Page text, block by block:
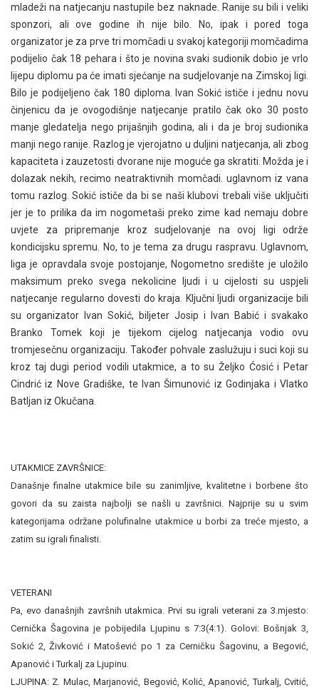
mladeži na natjecanju nastupile bez naknade. Ranije su bili i veliki
sponzori, ali ove godine ih nije bilo. No, ipak i pored toga
organizator je za prve tri momčadi u svakoj kategoriji momčadima
podijelio čak 18 pehara i što je novina svaki sudionik dobio je vrlo
lijepu diplomu pa će imati sjećanje na sudjelovanje na Zimskoj ligi.
Bilo je podijeljeno čak 180 diploma. Ivan Sokić ističe i jednu novu
činjenicu da je ovogodišnje natjecanje pratilo čak oko 30 posto
manje gledatelja nego prijašnjih godina, ali i da je broj sudionika
manji nego ranije. Razlog je vjerojatno u duljini natjecanja, ali zbog
kapaciteta i zauzetosti dvorane nije moguće ga skratiti. Možda je i
dolazak nekih, recimo neatraktivnih momčadi. uglavnom iz vana
tomu razlog. Sokić ističe da bi se naši klubovi trebali više uključiti
jer je to prilika da im nogometaši preko zime kad nemaju dobre
uvjete za pripremanje kroz sudjelovanje na ovoj ligi održe
kondicijsku spremu. No, to je tema za drugu raspravu. Uglavnom,
liga je opravdala svoje postojanje, Nogometno središte je uložilo
maksimum preko svega nekolicine ljudi i u cijelosti su uspjeli
natjecanje regularno dovesti do kraja.
Ključni ljudi organizacije bili
su organizator Ivan Sokić, biljeter Josip i Ivan Babić i svakako
Branko Tomek koji je tijekom cijelog natjecanja vodio ovu
tromjesečnu organizaciju. Također pohvale zaslužuju i suci koji su
kroz taj dugi period vodili utakmice, a to su Željko Ćosić i Petar
Cindrić iz Nove Gradiške, te Ivan Šimunović iz Godinjaka i Vlatko
Batljan iz Okučana.
UTAKMICE ZAVRŠNICE:
Današnje finalne utakmice bile su zanimljive, kvalitetne i borbene što
govori da su zaista najbolji se našli u završnici. Najprije su u svim
kategorijama održane polufinalne utakmice u borbi za treće mjesto, a
zatim su igrali finalisti.
VETERANI
Pa, evo današnjih završnih utakmica. Prvi su igrali veterani za 3.mjesto:
Cernička Šagovina je pobijedila Ljupinu s 7:3(4:1). Golovi: Bošnjak 3,
Sokić 2, Živković i Matošević po 1 za Cerničku Šagovinu, a Begović,
Apanović i Turkalj za Ljupinu.
LJUPINA: Z. Mulac, Marjanović, Begović, Kolić, Apanović, Turkalj, Cvitić,